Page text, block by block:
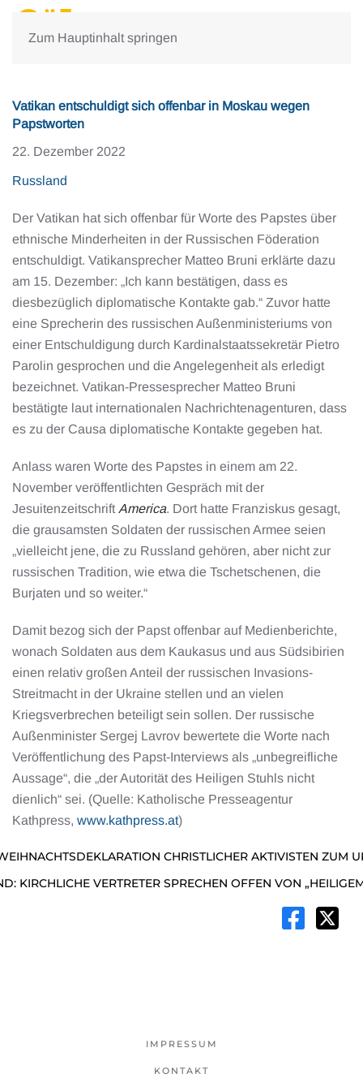
Zum Hauptinhalt springen
Vatikan entschuldigt sich offenbar in Moskau wegen
Papstworten
22. Dezember 2022
Russland
Der Vatikan hat sich offenbar für Worte des Papstes über
ethnische Minderheiten in der Russischen Föderation
entschuldigt. Vatikansprecher Matteo Bruni erklärte dazu
am 15. Dezember: „Ich kann bestätigen, dass es
diesbezüglich diplomatische Kontakte gab.“ Zuvor hatte
eine Sprecherin des russischen Außenministeriums von
einer Entschuldigung durch Kardinalstaatssekretär Pietro
Parolin gesprochen und die Angelegenheit als erledigt
bezeichnet. Vatikan-Pressesprecher Matteo Bruni
bestätigte laut internationalen Nachrichtenagenturen, dass
es zu der Causa diplomatische Kontakte gegeben hat.
Anlass waren Worte des Papstes in einem am 22.
November veröffentlichten Gespräch mit der
Jesuitenzeitschrift America. Dort hatte Franziskus gesagt,
die grausamsten Soldaten der russischen Armee seien
„vielleicht jene, die zu Russland gehören, aber nicht zur
russischen Tradition, wie etwa die Tschetschenen, die
Burjaten und so weiter.“
Damit bezog sich der Papst offenbar auf Medienberichte,
wonach Soldaten aus dem Kaukasus und aus Südsibirien
einen relativ großen Anteil der russischen Invasions-
Streitmacht in der Ukraine stellen und an vielen
Kriegsverbrechen beteiligt sein sollen. Der russische
Außenminister Sergej Lavrov bewertete die Worte nach
Veröffentlichung des Papst-Interviews als „unbegreifliche
Aussage“, die „der Autorität des Heiligen Stuhls nicht
dienlich“ sei. (Quelle: Katholische Presseagentur
Kathpress, www.kathpress.at)
CHRISTLICHER AKTIVISTEN ZUM
KIRCHLICHE VERTRETER SPRECHEN OFFEN VON
IMPRESSUM
KONTAKT